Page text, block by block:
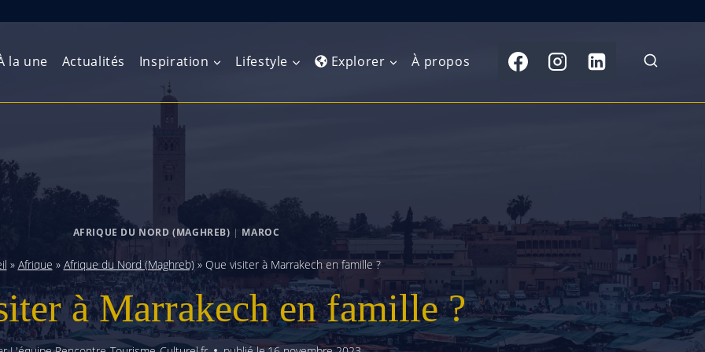
la une Actualités Inspiration Lifestyle Explorer
Europe du Nord
Europe centrale
Europe de l’Est
Balkans
Amérique centrale
Amérique du Sud
Afrique de l’Est
Afrique australe
Sous-continent
indien
Extrême-Orient
À propos
AFRIQUE DU NORD (MAGHREB) | MAROC
» Afrique » Afrique du Nord (Maghreb)» Que visiter à Marrakech en famille ?
à Marrakech en famille ?